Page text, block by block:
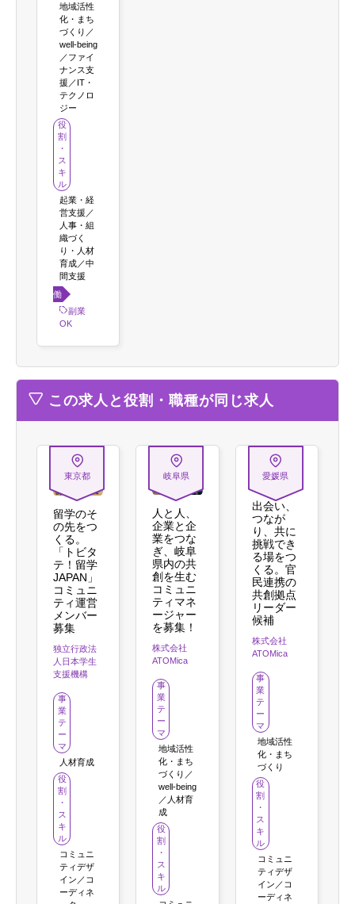
地域活性
化・まち
づくり／
well-being
／ファイ
ナンス支
援／IT・
テクノロ
ジー
役
割
・
ス
キ
ル
起業・経
営支援／
人事・組
織づく
り・人材
育成／中
間支援
働き
方 副業
OK
この求人と役割・職種が同じ求人
東京都
留学のそ
の先をつ
くる。
「トビタ
テ！留学
JAPAN」
コミュニ
ティ運営
メンバー
募集
独立行政法
人日本学生
支援機構
事
業
テ
ー
マ
人材育成
役
割
・
ス
キ
ル
コミュニ
ティデザ
イン／コ
ーディネ
岐阜県
人と人、
企業と企
業をつな
ぎ、岐阜
県内の共
創を生む
コミュニ
ティマネ
ージャー
を募集！
株式会社
ATOMica
事
業
テ
ー
マ
地域活性
化・まち
づくり／
well-being
／人材育
成
役
割
・
ス
キ
ル
愛媛県
出会い、
つなが
り、共に
挑戦でき
る場をつ
くる。官
民連携の
共創拠点
リーダー
候補
株式会社
ATOMica
事
業
テ
ー
マ
地域活性
化・まち
づくり
役
割
・
ス
キ
ル
コミュニ
ティデザ
イン／コ
ーディネ